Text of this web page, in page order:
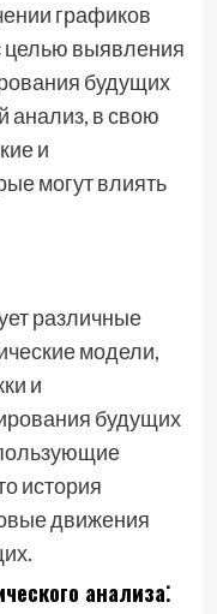
графиков
целью выявления
будущих
анализ, в свою
и
могут влиять
различные
модели,
и
будущих
история
движения
анализа⁚